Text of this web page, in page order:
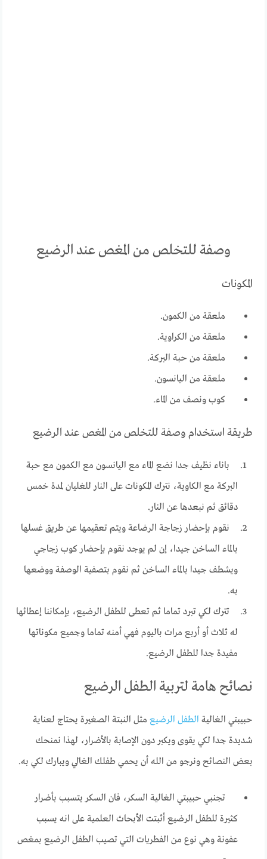
وصفة للتخلص من المغص عند الرضيع
المكونات
ملعقة من الكمون.
ملعقة من الكراوية.
ملعقة من حبة البركة.
ملعقة من اليانسون.
كوب ونصف من الماء.
طريقة استخدام وصفة للتخلص من المغص عند الرضيع
باناء نظيف جدا نضع الماء مع اليانسون مع الكمون مع حبة
البركة مع الكاوية، نترك المكونات على النار للغليان لمدة خمس
دقائق ثم نبعدها عن النار.
نقوم بإحضار زجاجة الرضاعة ويتم تعقيمها عن طريق غسلها
بالماء الساخن جيدا، إن لم يوجد نقوم بإحضار كوب زجاجي
ويشطف جيدا بالماء الساخن ثم نقوم بتصفية الوصفة ووضعها
به.
تترك لكي تبرد تماما ثم تعطى للطفل الرضيع، بإمكاننا إعطائها
له ثلاث أو أربع مرات باليوم فهي أمنه تماما وجميع مكوناتها
مفيدة جدا للطفل الرضيع.
نصائح هامة لتربية الطفل الرضيع
حبيبتي الغالية الطفل الرضيع مثل النبتة الصغيرة يحتاج لعناية
شديدة جدا لكي يقوى ويكبر دون الإصابة بالأضرار، لهذا نمنحك
بعض النصائح ونرجو من الله أن يحمي طفلك الغالي ويبارك لكي به.
تجنبي حبيبتي الغالية السكر، فان السكر يتسبب بأضرار
كثيرة للطفل الرضيع أثبتت الأبحاث العلمية على انه يسبب
عفونة وهي نوع من الفطريات التي تصيب الطفل الرضيع بمغص